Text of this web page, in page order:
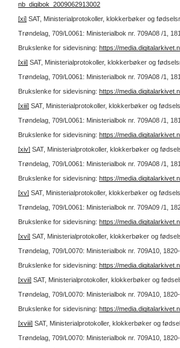
nb_digibok_2009062913002
[xi] SAT, Ministerialprotokoller, klokkerbøker og
Trøndelag, 709/L0061: Ministerialbok nr. 709A08 /1,
Brukslenke for sidevisning: https://
[xii] SAT, Ministerialprotokoller, klokkerbøker og
Trøndelag, 709/L0061: Ministerialbok nr. 709A08 /1,
Brukslenke for sidevisning: https://
[xiii] SAT, Ministerialprotokoller, klokkerbøker og
Trøndelag, 709/L0061: Ministerialbok nr. 709A08 /1,
Brukslenke for sidevisning: https://
[xiv] SAT, Ministerialprotokoller, klokkerbøker og
Trøndelag, 709/L0061: Ministerialbok nr. 709A08 /1,
Brukslenke for sidevisning: https://
[xv] SAT, Ministerialprotokoller, klokkerbøker og
Trøndelag, 709/L0061: Ministerialbok nr. 709A09 /1,
Brukslenke for sidevisning: https://
[xvi] SAT, Ministerialprotokoller, klokkerbøker og
Trøndelag, 709/L0070: Ministerialbok nr. 709A10,
Brukslenke for sidevisning: https://
[xvii] SAT, Ministerialprotokoller, klokkerbøker og
Trøndelag, 709/L0070: Ministerialbok nr. 709A10,
Brukslenke for sidevisning: https://
[xviii] SAT, Ministerialprotokoller, klokkerbøker og
Trøndelag, 709/L0070: Ministerialbok nr. 709A10,